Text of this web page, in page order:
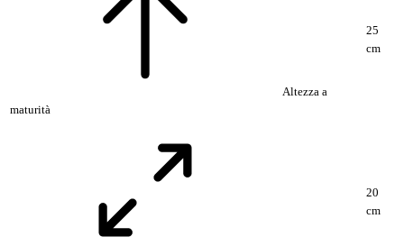
Altezza a
maturità
25
cm
20
cm